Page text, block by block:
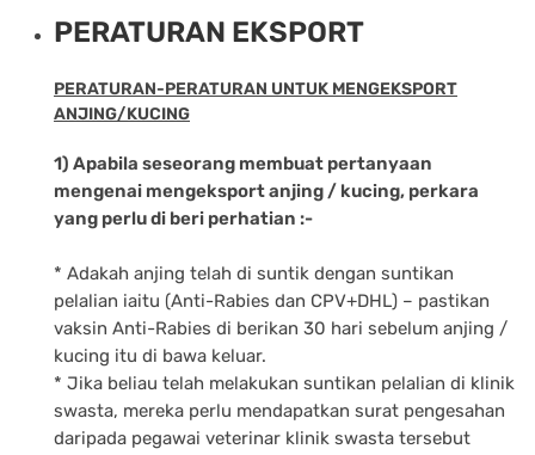
PERATURAN EKSPORT
PERATURAN-PERATURAN UNTUK MENGEKSPORT
ANJING/KUCING
1) Apabila seseorang membuat pertanyaan
mengenai mengeksport anjing / kucing, perkara
yang perlu di beri perhatian :-
* Adakah anjing telah di suntik dengan suntikan
pelalian iaitu (Anti-Rabies dan CPV+DHL) – pastikan
vaksin Anti-Rabies di berikan 30 hari sebelum anjing /
kucing itu di bawa keluar.
* Jika beliau telah melakukan suntikan pelalian di klinik
swasta, mereka perlu mendapatkan surat pengesahan
daripada pegawai veterinar klinik swasta tersebut